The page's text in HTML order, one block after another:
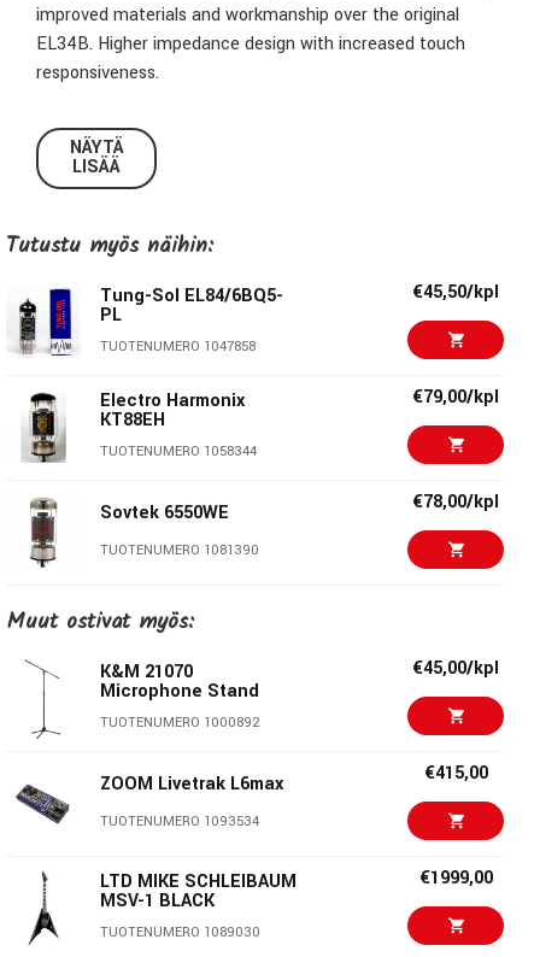
improved materials and workmanship over the original
EL34B. Higher impedance design with increased touch
responsiveness.
Unique clipping characteristic with a hint of 6L6 sound
Price per piece
Can be delivered in matched pairs and quads (please
NÄYTÄ
LISÄÄ
Tutustu myös näihin:
Tung-Sol EL84/6BQ5-
PL
TUOTENUMERO 1047858
€45,50/kpl
Electro Harmonix
KT88EH
TUOTENUMERO 1058344
€79,00/kpl
Sovtek 6550WE
TUOTENUMERO 1081390
€78,00/kpl
Electro Harmonix
12BH7A-EH
TUOTENUMERO 1087875
Sovtek EL84 Vaccum
Tube
€25,20/kpl
Electro Harmonix EL34-
TUOTENUMERO 1001407
€47,00/kpl
Electro Harmonix
6L6GC-EH
€56,00/kpl
Muut ostivat myös:
K&M 21070
Microphone Stand
TUOTENUMERO 1000892
€45,00/kpl
ZOOM Livetrak L6max
TUOTENUMERO 1093534
€415,00
LTD MIKE SCHLEIBAUM
MSV-1 BLACK
TUOTENUMERO 1089030
€1999,00